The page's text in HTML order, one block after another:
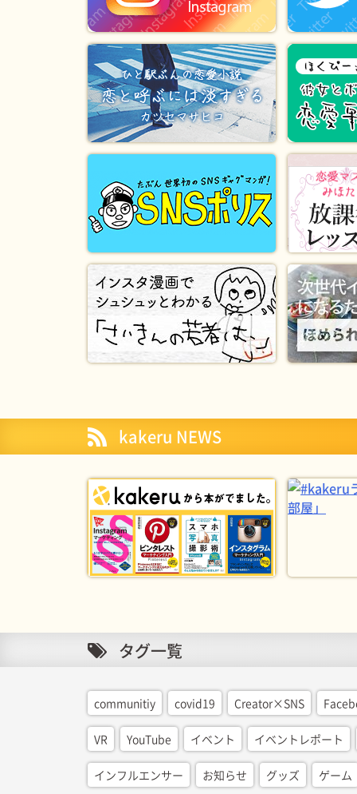
kakeru NEWS
タグ一覧
communitiy covid19 Creator×SNS
VR YouTube イベント イベントレポート
インフルエンサー お知らせ グッズ ゲーム